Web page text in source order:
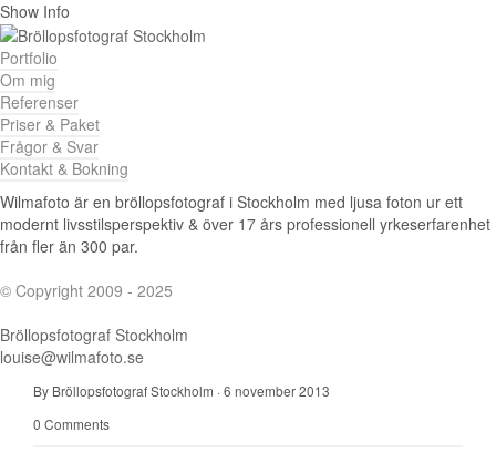
Show Info
Portfolio
Om mig
Referenser
Priser & Paket
Frågor & Svar
Kontakt & Bokning
Wilmafoto är en bröllopsfotograf i Stockholm med ljusa foton ur ett
modernt livsstilsperspektiv & över 17 års professionell yrkeserfarenhet
från fler än 300 par.
© Copyright 2009 - 2025
Bröllopsfotograf Stockholm
louise@wilmafoto.se
By Bröllopsfotograf Stockholm ·6 november 2013
0 Comments